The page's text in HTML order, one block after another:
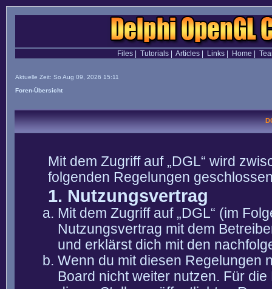
Files| Tutorials| Articles| Links| Home
Aktuelle Zeit: So Aug 09, 2026 15:11
Foren-Übersicht
Mit dem Zugriff auf „DGL“ wird
folgenden Regelungen
1. Nutzungsvertrag
Mit dem Zugriff auf „DGL“ (im
Nutzungsvertrag mit dem
und erklärst dich mit den
Wenn du mit diesen Regelungen
Board nicht weiter nutzen. Für